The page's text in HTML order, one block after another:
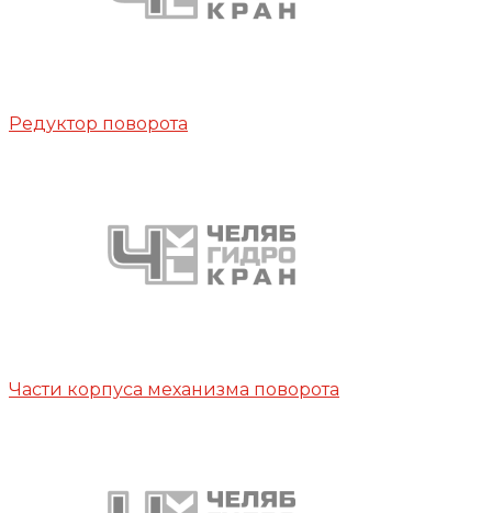
Редуктор поворота
Части корпуса механизма поворота